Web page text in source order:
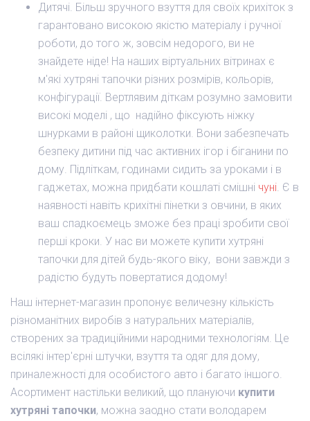
Дитячі. Більш зручного взуття для своїх крихіток з
гарантовано високою якістю матеріалу і ручної
роботи, до того ж, зовсім недорого, ви не
знайдете ніде! На наших віртуальних вітринах є
м'які хутряні тапочки різних розмірів, кольорів,
конфігурації. Вертлявим діткам розумно замовити
високі моделі , що надійно фіксують ніжку
шнурками в районі щиколотки. Вони забезпечать
безпеку дитини під час активних ігор і біганини по
дому. Підліткам, годинами сидить за уроками і в
гаджетах, можна придбати кошлаті смішні чуні. Є в
наявності навіть крихітні пінетки з овчини, в яких
ваш спадкоємець зможе без праці зробити свої
перші кроки. У нас ви можете купити хутряні
тапочки для дітей будь-якого віку, вони завжди з
радістю будуть повертатися додому!
Наш інтернет-магазин пропонує величезну кількість
різноманітних виробів з натуральних матеріалів,
створених за традиційними народними технологіям. Це
всілякі інтер'єрні штучки, взуття та одяг для дому,
приналежності для особистого авто і багато іншого.
Асортимент настільки великий, що плануючи купити
хутряні тапочки, можна заодно стати володарем